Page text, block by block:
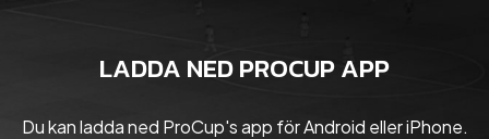
LADDA NED PROCUP APP
Du kan ladda ned ProCup's app för Android eller iPhone.